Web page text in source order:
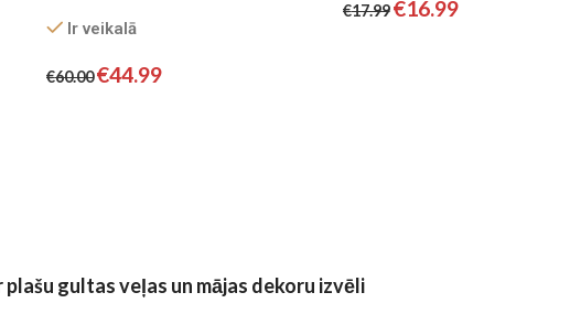
Ir veikalā
€60.00€44.99
€17.99 €16.99
gultas veļas un mājas dekoru izvēli